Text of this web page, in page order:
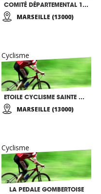
COMITÉ DÉPARTEMENTAL 13 DE CYCLISME
MARSEILLE (13000)
Cyclisme
ETOILE CYCLISME SAINTE MARGUERITE
MARSEILLE (13000)
Cyclisme
LA PEDALE GOMBERTOISE